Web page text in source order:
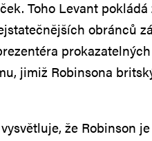
Toho Levant pokládá
obránců
jimiž Robinsona
že Robinson